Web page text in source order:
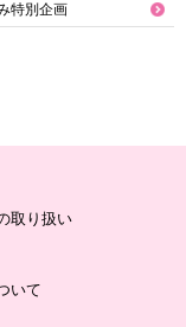
特別企画
取り扱い
いて